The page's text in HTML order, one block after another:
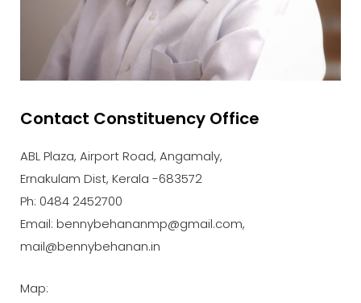
Contact Constituency Office
ABL Plaza, Airport Road, Angamaly,
Ernakulam Dist, Kerala -683572
Ph: 0484 2452700
Email: bennybehananmp@gmail.com,
mail@bennybehanan.in
Map: